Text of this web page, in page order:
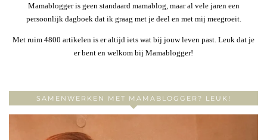
Mamablogger is geen standaard mamablog, maar al vele jaren een
persoonlijk dagboek dat ik graag met je deel en met mij meegroeit.
Met ruim 4800 artikelen is er altijd iets wat bij jouw leven past. Leuk dat je
er bent en welkom bij Mamablogger!
SAMENWERKEN MET MAMABLOGGER? LEUK!